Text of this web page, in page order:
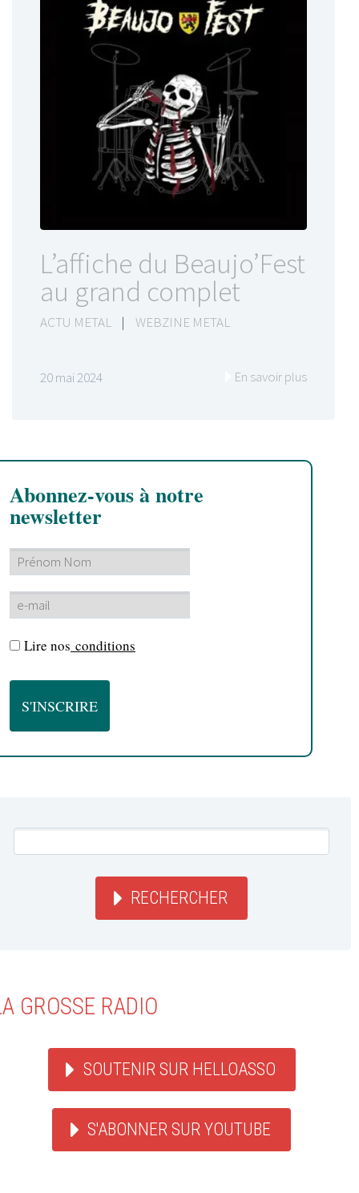
L’affiche du Beaujo’Fest
au grand complet
ACTU METAL | WEBZINE METAL
20 mai 2024 En savoir plus
Abonnez-vous à notre
newsletter
Lire nos conditions
RECHERCHER
GROSSE RADIO
SOUTENIR SUR HELLOASSO
S'ABONNER SUR YOUTUBE